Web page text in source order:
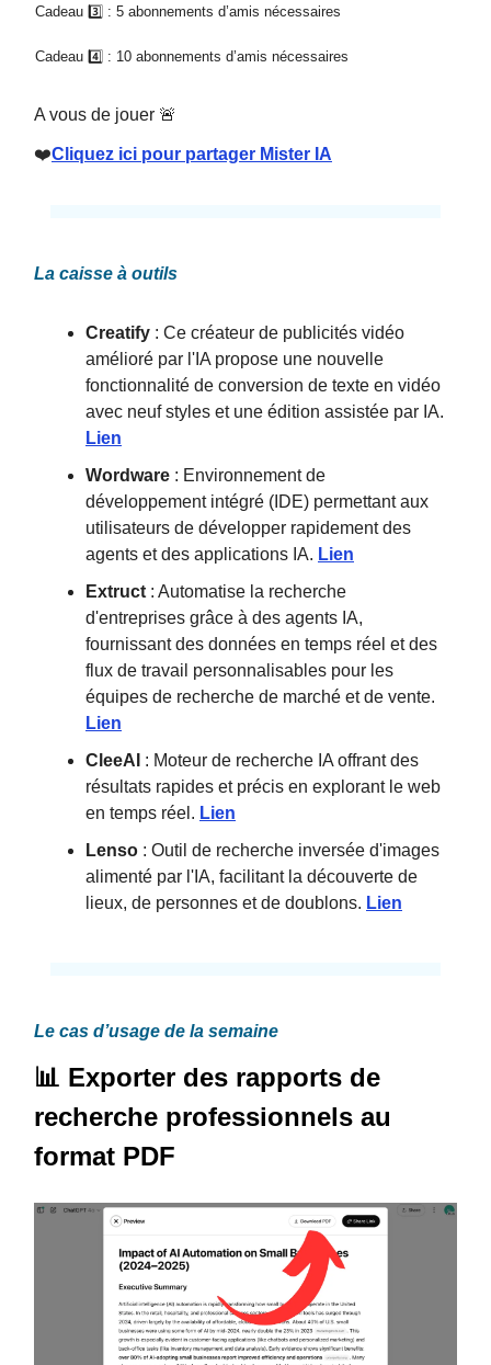
Cadeau 3️⃣ : 5 abonnements d’amis nécessaires
Cadeau 4️⃣ : 10 abonnements d’amis nécessaires
A vous de jouer 🚨
❤️Cliquez ici pour partager Mister IA
La caisse à outils
Creatify : Ce créateur de publicités vidéo
amélioré par l'IA propose une nouvelle
fonctionnalité de conversion de texte en vidéo
avec neuf styles et une édition assistée par IA.
Lien
Wordware : Environnement de
développement intégré (IDE) permettant aux
utilisateurs de développer rapidement des
agents et des applications IA. Lien
Extruct : Automatise la recherche
d'entreprises grâce à des agents IA,
fournissant des données en temps réel et des
flux de travail personnalisables pour les
équipes de recherche de marché et de vente.
Lien
CleeAI : Moteur de recherche IA offrant des
résultats rapides et précis en explorant le web
en temps réel. Lien
Lenso : Outil de recherche inversée d'images
alimenté par l'IA, facilitant la découverte de
lieux, de personnes et de doublons. Lien
Le cas d’usage de la semaine
📊 Exporter des rapports de
recherche professionnels au
format PDF